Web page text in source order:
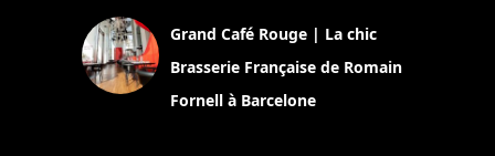
Grand Café Rouge | La chic
Brasserie Française de Romain
Fornell à Barcelone